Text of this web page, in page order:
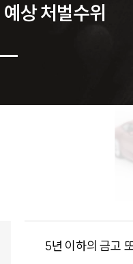
예상 처벌수위
5년 이하의 금고